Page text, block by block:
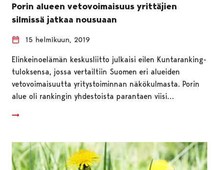
Porin alueen vetovoimaisuus yrittäjien
silmissä jatkaa nousuaan
15 helmikuun, 2019
Elinkeinoelämän keskusliitto julkaisi eilen Kuntaranking-
tuloksensa, jossa vertailtiin Suomen eri alueiden
vetovoimaisuutta yritystoiminnan näkökulmasta. Porin
alue oli rankingin yhdestoista parantaen viisi…